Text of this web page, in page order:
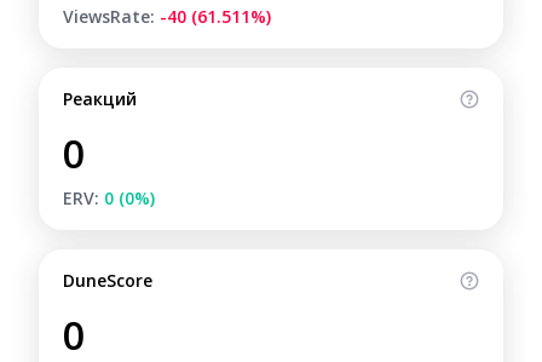
ViewsRate: -40 (61.511%)
Реакций
0
ERV: 0 (0%)
DuneScore
0